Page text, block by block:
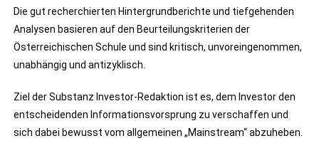
Die gut recherchierten Hintergrundberichte und tiefgehenden
Analysen basieren auf den Beurteilungskriterien der
Österreichischen Schule und sind kritisch, unvoreingenommen,
unabhängig und antizyklisch.
Ziel der Substanz Investor-Redaktion ist es, dem Investor den
entscheidenden Informationsvorsprung zu verschaffen und
sich dabei bewusst vom allgemeinen „Mainstream“ abzuheben.